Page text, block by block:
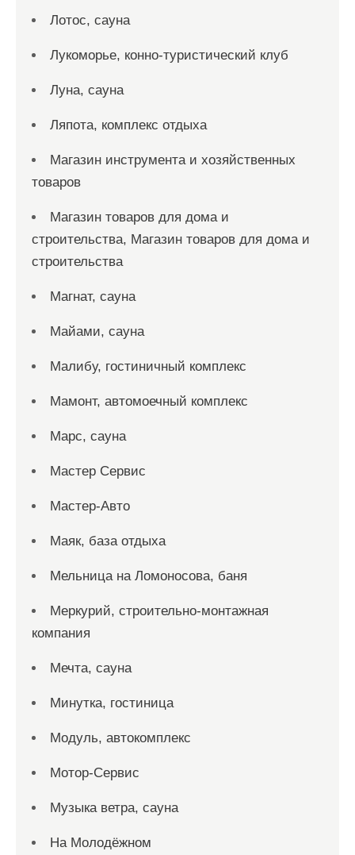
Лотос, сауна
Лукоморье, конно-туристический клуб
Луна, сауна
Ляпота, комплекс отдыха
Магазин инструмента и хозяйственных
товаров
Магазин товаров для дома и
строительства, Магазин товаров для дома и
строительства
Магнат, сауна
Майами, сауна
Малибу, гостиничный комплекс
Мамонт, автомоечный комплекс
Марс, сауна
Мастер Сервис
Мастер-Авто
Маяк, база отдыха
Мельница на Ломоносова, баня
Меркурий, строительно-монтажная
компания
Мечта, сауна
Минутка, гостиница
Модуль, автокомплекс
Мотор-Сервис
Музыка ветра, сауна
На Молодёжном